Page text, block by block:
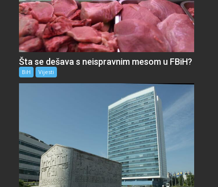
Šta se dešava s neispravnim mesom u FBiH?
BiH Vijesti